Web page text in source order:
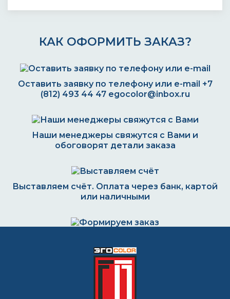
КАК ОФОРМИТЬ ЗАКАЗ?
Оставить заявку по телефону или e-mail +7
(812) 493 44 47 egocolor@inbox.ru
Наши менеджеры свяжутся с Вами и
обоговорят детали заказа
Выставляем счёт. Оплата через банк, картой
или наличными
компанией